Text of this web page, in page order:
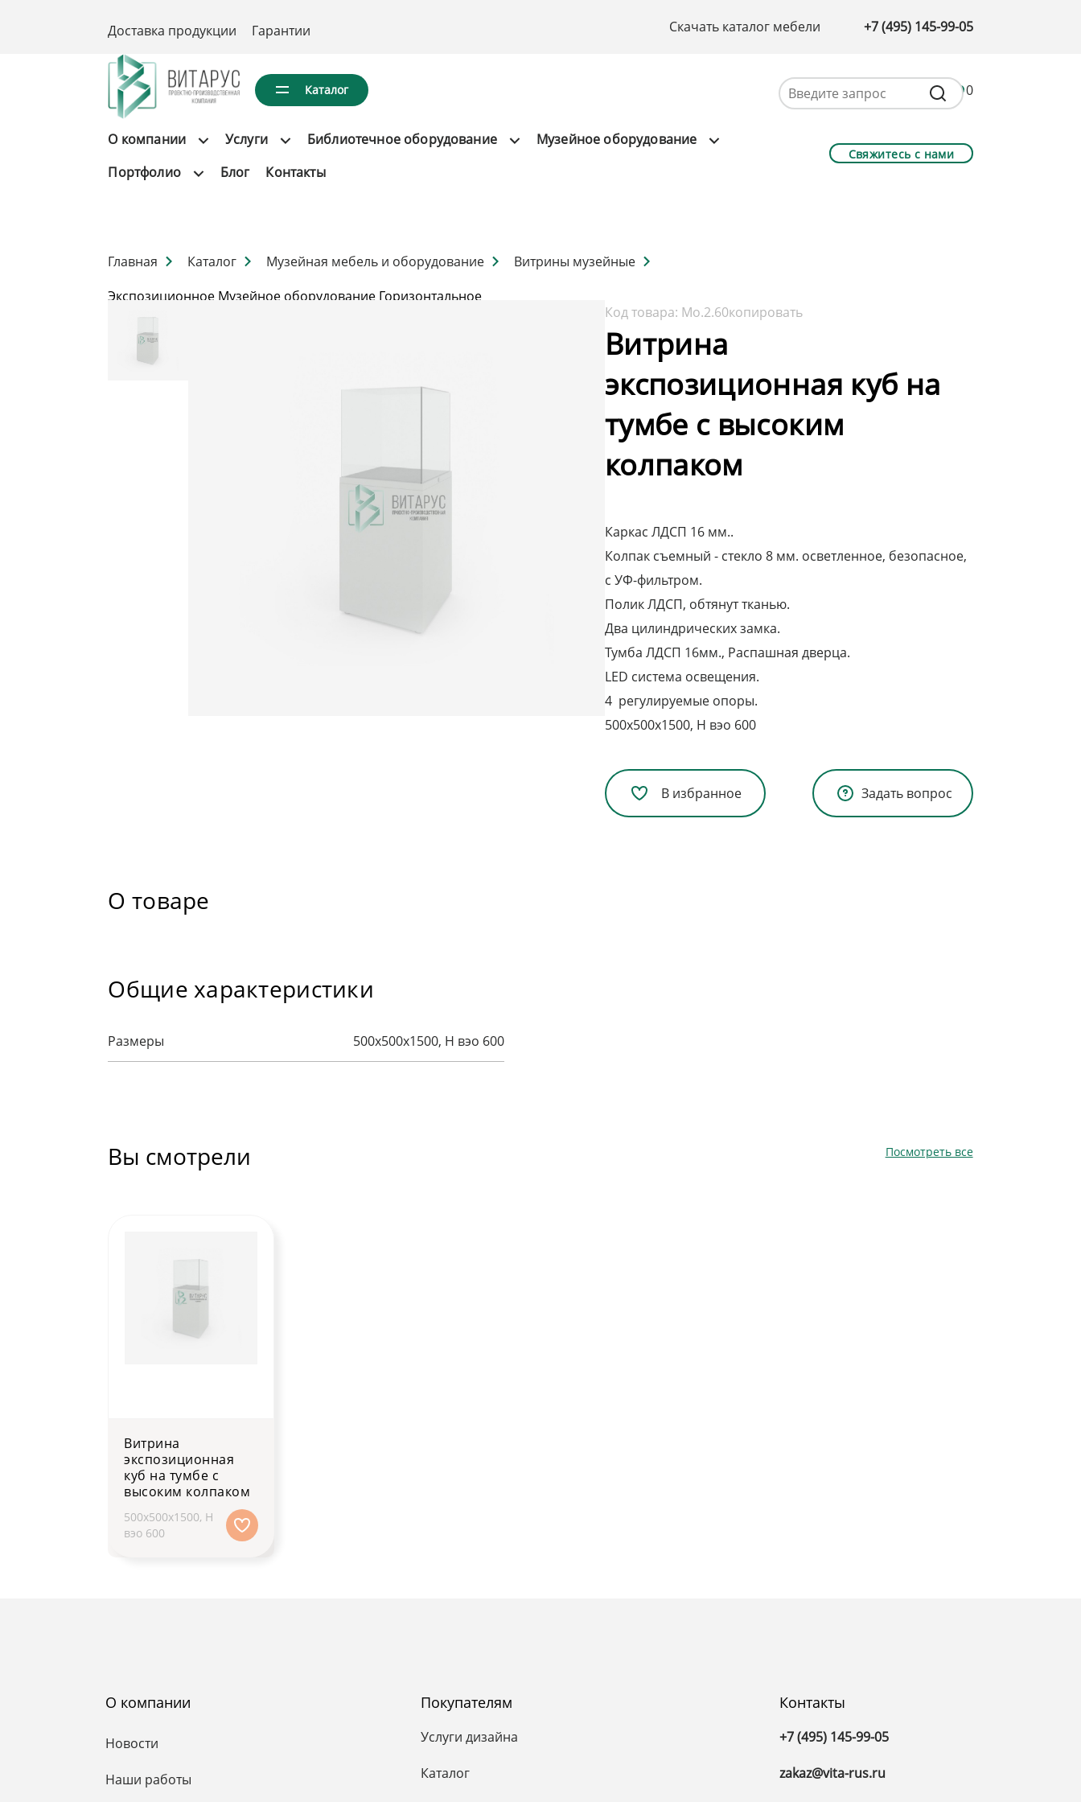
Доставка продукции Гарантии Скачать каталог мебели +7 (495) 145-99-05
Каталог 0
О компании Услуги Библиотечное оборудование
Музейное оборудование
Портфолио
Блог Контакты
Свяжитесь с нами
Главная Каталог Музейная мебель и оборудование
Витрины музейные
Экспозиционное Музейное оборудование Горизонтальное
Код товара: Мо.2.60копировать
Витрина
экспозиционная куб на
тумбе с высоким
колпаком
Каркас ЛДСП 16 мм..
Колпак съемный - стекло 8 мм. осветленное, безопасное,
с УФ-фильтром.
Полик ЛДСП, обтянут тканью.
Два цилиндрических замка.
Тумба ЛДСП 16мм., Распашная дверца.
LED система освещения.
4 регулируемые опоры.
500x500x1500, H вэо 600
В избранное Задать вопрос
О товаре
Общие характеристики
Размеры 500x500x1500, H вэо 600
Вы смотрели Посмотреть все
Витрина
экспозиционная
куб на тумбе с
высоким колпаком
500x500x1500, H
вэо 600
О компании
Новости
Наши работы
Покупателям
Услуги дизайна
Каталог
Контакты
+7 (495) 145-99-05
zakaz@vita-rus.ru